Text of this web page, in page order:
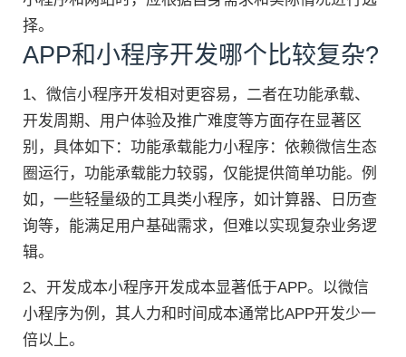
择。
APP和小程序开发哪个比较复杂?
1、微信小程序开发相对更容易，二者在功能承载、
开发周期、用户体验及推广难度等方面存在显著区
别，具体如下：功能承载能力小程序：依赖微信生态
圈运行，功能承载能力较弱，仅能提供简单功能。例
如，一些轻量级的工具类小程序，如计算器、日历查
询等，能满足用户基础需求，但难以实现复杂业务逻
辑。
2、开发成本小程序开发成本显著低于APP。以微信
小程序为例，其人力和时间成本通常比APP开发少一
倍以上。